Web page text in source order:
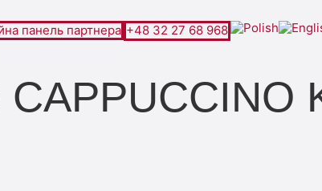
панель партнера +48 32 27 68 968